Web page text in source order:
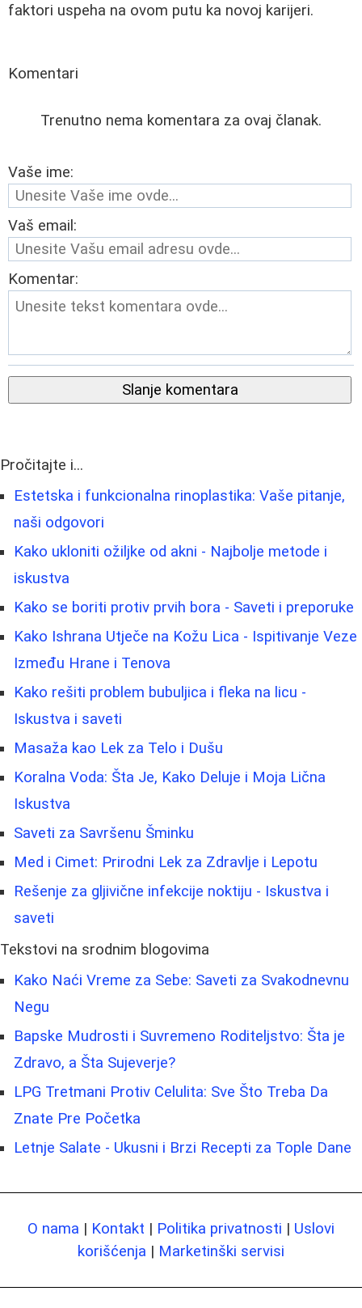
faktori uspeha na ovom putu ka novoj karijeri.
Komentari
Trenutno nema komentara za ovaj članak.
Vaše ime:
Vaš email:
Komentar:
Slanje komentara
Pročitajte i...
Estetska i funkcionalna rinoplastika: Vaše pitanje,
naši odgovori
Kako ukloniti ožiljke od akni - Najbolje metode i
iskustva
Kako se boriti protiv prvih bora - Saveti i preporuke
Kako Ishrana Utječe na Kožu Lica - Ispitivanje Veze
Između Hrane i Tenova
Kako rešiti problem bubuljica i fleka na licu -
Iskustva i saveti
Masaža kao Lek za Telo i Dušu
Koralna Voda: Šta Je, Kako Deluje i Moja Lična
Iskustva
Saveti za Savršenu Šminku
Med i Cimet: Prirodni Lek za Zdravlje i Lepotu
Rešenje za gljivične infekcije noktiju - Iskustva i
saveti
Tekstovi na srodnim blogovima
Kako Naći Vreme za Sebe: Saveti za Svakodnevnu
Negu
Bapske Mudrosti i Suvremeno Roditeljstvo: Šta je
Zdravo, a Šta Sujeverje?
LPG Tretmani Protiv Celulita: Sve Što Treba Da
Znate Pre Početka
Letnje Salate - Ukusni i Brzi Recepti za Tople Dane
O nama | Kontakt | Politika privatnosti | Uslovi
korišćenja | Marketinški servisi